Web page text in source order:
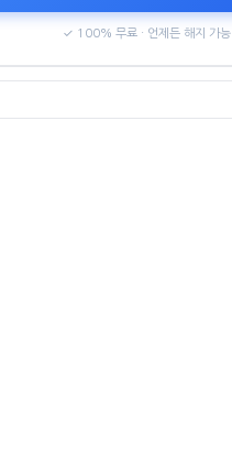
✓ 100% 무료 · 언제든 해지 가능